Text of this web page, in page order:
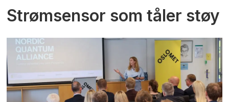
Strømsensor som tåler støy